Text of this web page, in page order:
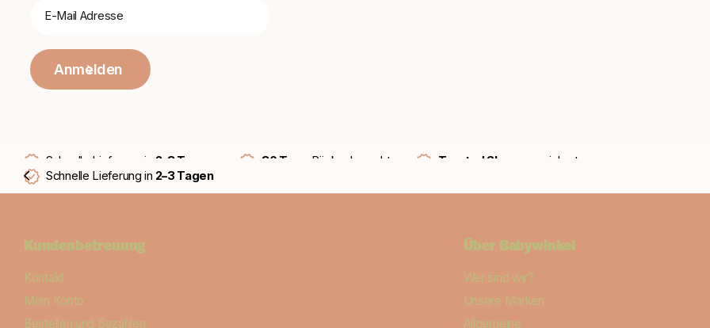
Anmelden
Schnelle Lieferung in 2–3 Tagen 30 Tage Rückgaberecht Trusted Shops
versichert
Schnelle Lieferung in 2–3 Tagen
Kundenbetreuung
Kontakt
Mein Konto
Bestellen und Bezahlen
Über Babywinkel
Wer sind wir?
Unsere Marken
Allgemeine